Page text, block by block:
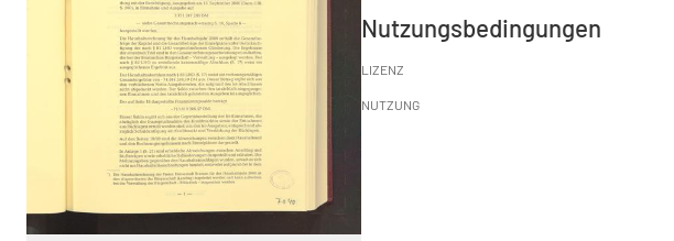
Nutzungsbedingungen
LIZENZ
NUTZUNG